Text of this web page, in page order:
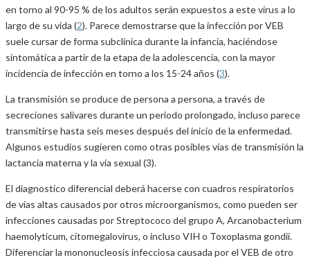
en torno al 90-95 % de los adultos serán expuestos a este virus a lo
largo de su vida (2). Parece demostrarse que la infección por VEB
suele cursar de forma subclínica durante la infancia, haciéndose
sintomática a partir de la etapa de la adolescencia, con la mayor
incidencia de infección en torno a los 15-24 años (3).
La transmisión se produce de persona a persona, a través de
secreciones salivares durante un periodo prolongado, incluso parece
transmitirse hasta seis meses después del inicio de la enfermedad.
Algunos estudios sugieren como otras posibles vías de transmisión la
lactancia materna y la vía sexual (3).
El diagnostico diferencial deberá hacerse con cuadros respiratorios
de vías altas causados por otros microorganismos, como pueden ser
infecciones causadas por Streptococo del grupo A, Arcanobacterium
haemolyticum, citomegalovirus, o incluso VIH o Toxoplasma gondii.
Diferenciar la mononucleosis infecciosa causada por el VEB de otro